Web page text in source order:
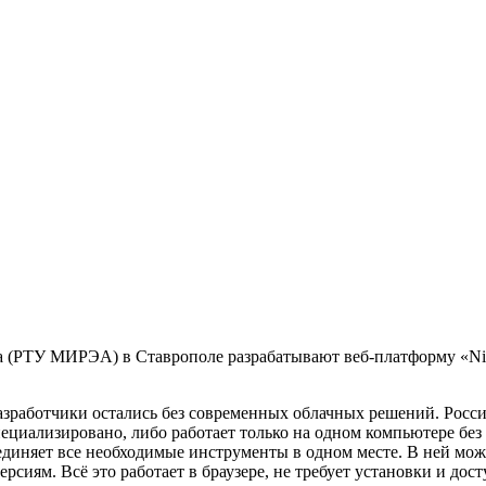
(РТУ МИРЭА) в Ставрополе разрабатывают веб-платформу
остались без современных облачных решений.
либо работает только на одном
все необходимые инструменты в одном месте. В ней
Всё это работает в браузере, не требует установки и